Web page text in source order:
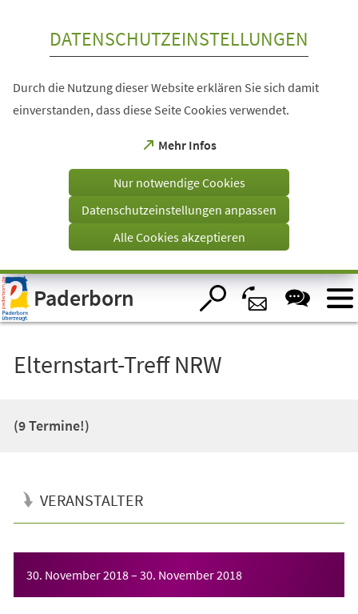
Visuelle
Assistenzsoftware
öffnen.
DATENSCHUTZEINSTELLUNGEN
Durch die Nutzung dieser Website erklären Sie sich damit
einverstanden, dass diese Seite Cookies verwendet.
Mehr Infos
(Öffnet
einem
Tab)
Nur notwendige Cookies
Datenschutzeinstellungen anpassen
Alle Cookies akzeptieren
Paderborn
Elternstart-Treff NRW
(9 Termine!)
VERANSTALTER
30. November 2018– 30. November 2018